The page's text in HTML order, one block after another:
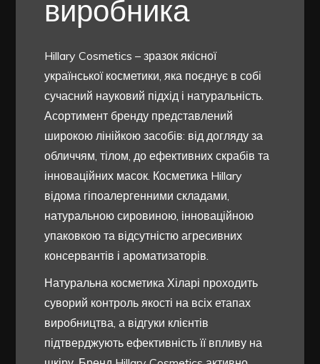
виробника
Hillary Cosmetics – зразок якісної
української косметики, яка поєднує в собі
сучасний науковий підхід і натуральність.
Асортимент бренду представлений
широкою лінійкою засобів: від догляду за
обличчям, тілом, до ефективних скрабів та
інноваційних масок. Косметика Hillary
відома гіпоалергенними складами,
натуральною сировиною, інноваційною
упаковкою та відсутністю агресивних
консервантів і ароматизаторів.
Натуральна косметика Хіларі проходить
суворий контроль якості на всіх етапах
виробництва, а відгуки клієнтів
підтверджують ефективність її впливу на